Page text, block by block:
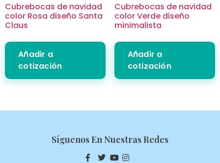
Cubrebocas de navidad
color Rosa diseño Santa
Claus
Añadir a
cotización
Cubrebocas de navidad
color Verde diseño
minimalista
Añadir a
cotización
Síguenos En Nuestras Redes